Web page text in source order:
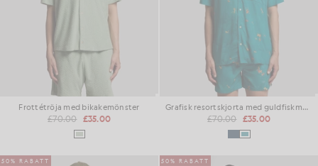
Frottétröja med bikakemönster
£70.00 £35.00
Grafisk resortskjorta med guldfiskmotiv
£70.00 £35.00
50% RABATT 50% RABATT